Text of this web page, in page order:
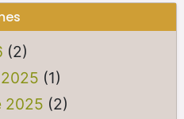
(2)
(1)
2025 (2)